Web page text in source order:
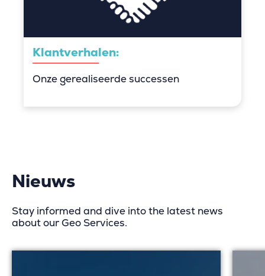
Klantverhalen:
Onze gerealiseerde successen
Nieuws
Stay informed and dive into the latest news
about our Geo Services.